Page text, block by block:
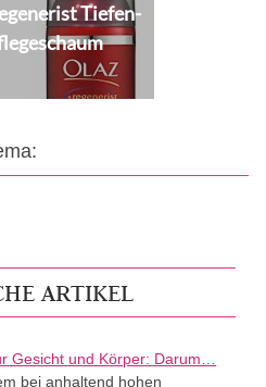
Tiefen-
ARTIKEL
Gesicht und Körper: Darum…
bei anhaltend hohen